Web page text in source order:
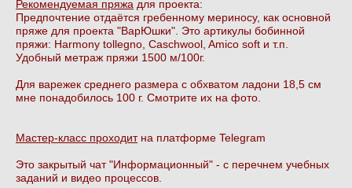
Рекомендуемая пряжа для проекта:
Предпочтение отдаётся гребенному мериносу, как основной
пряже для проекта "ВарЮшки". Это артикулы бобинной
пряжи: Harmony tollegno, Caschwool, Amico soft и т.п.
Удобный метраж пряжи 1500 м/100г.
Для варежек среднего размера с обхватом ладони 18,5 см
мне понадобилось 100 г. Смотрите их на фото.
Мастер-класс проходитна платформе Telegram
Это закрытый чат "Информационный" - с перечнем учебных
заданий и видео процессов.